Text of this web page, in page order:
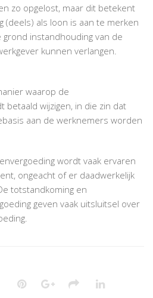
zo opgelost, maar dit betekent
(deels) als loon is aan te merken
instandhouding van de
kunnen verlangen.
waarop de
betaald wijzigen, in die zin dat
aan de werknemers worden
wordt vaak ervaren
ongeacht of er daadwerkelijk
totstandkoming en
geven vaak uitsluitsel over